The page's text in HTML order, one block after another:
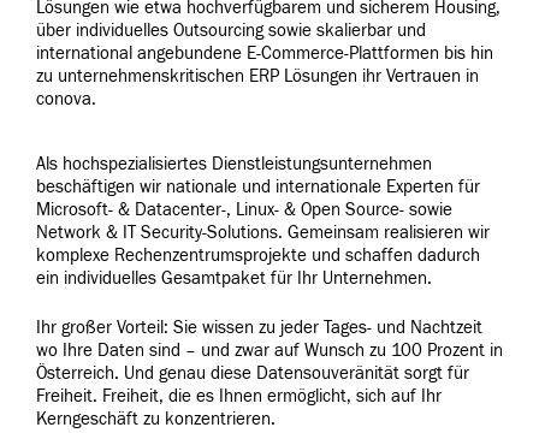
Lösungen wie etwa hochverfügbarem und sicherem Housing,
über individuelles Outsourcing sowie skalierbar und
international angebundene E-Commerce-Plattformen bis hin
zu unternehmenskritischen ERP Lösungen ihr Vertrauen in
conova.
Als hochspezialisiertes Dienstleistungsunternehmen
beschäftigen wir nationale und internationale Experten für
Microsoft- & Datacenter-, Linux- & Open Source- sowie
Network & IT Security-Solutions. Gemeinsam realisieren wir
komplexe Rechenzentrumsprojekte und schaffen dadurch
ein individuelles Gesamtpaket für Ihr Unternehmen.
Ihr großer Vorteil: Sie wissen zu jeder Tages- und Nachtzeit
wo Ihre Daten sind – und zwar auf Wunsch zu 100 Prozent in
Österreich. Und genau diese Datensouveränität sorgt für
Freiheit. Freiheit, die es Ihnen ermöglicht, sich auf Ihr
Kerngeschäft zu konzentrieren.